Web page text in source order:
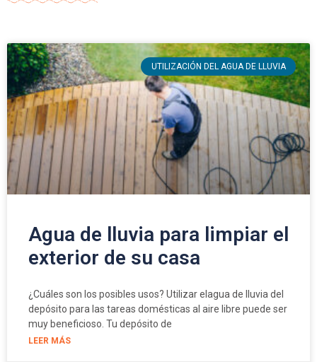
UTILIZACIÓN DEL AGUA DE LLUVIA
Agua de lluvia para limpiar el
exterior de su casa
¿Cuáles son los posibles usos? Utilizar elagua de lluvia del
depósito para las tareas domésticas al aire libre puede ser
muy beneficioso. Tu depósito de
LEER MÁS